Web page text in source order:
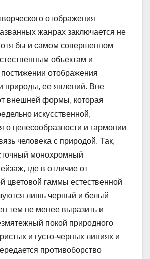
отображения
жанрах заключается не
бы и самом совершенном
объектам и
отображения
природы, ее явлений. Вне
внешней формы, которая
искусственной,
о целесообразности и гармонии
человека с природой. Так,
монохромный
где в отличие от
цветовой гаммы естественной
лишь черный и белый
тем не менее выразить и
покой природного
и густо-черных линиях и
противоборство